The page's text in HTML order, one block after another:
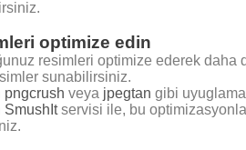
optimize edin
resimleri optimize ederek daha
sunabilirsiniz.
pngcrush veya jpegtan gibi
SmushItservisi ile, bu